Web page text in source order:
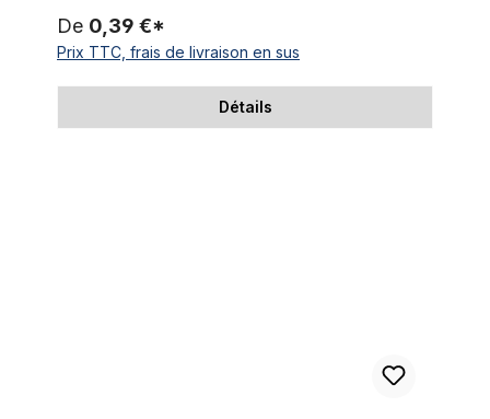
De 0,39 €*
Prix TTC, frais de livraison en sus
Détails